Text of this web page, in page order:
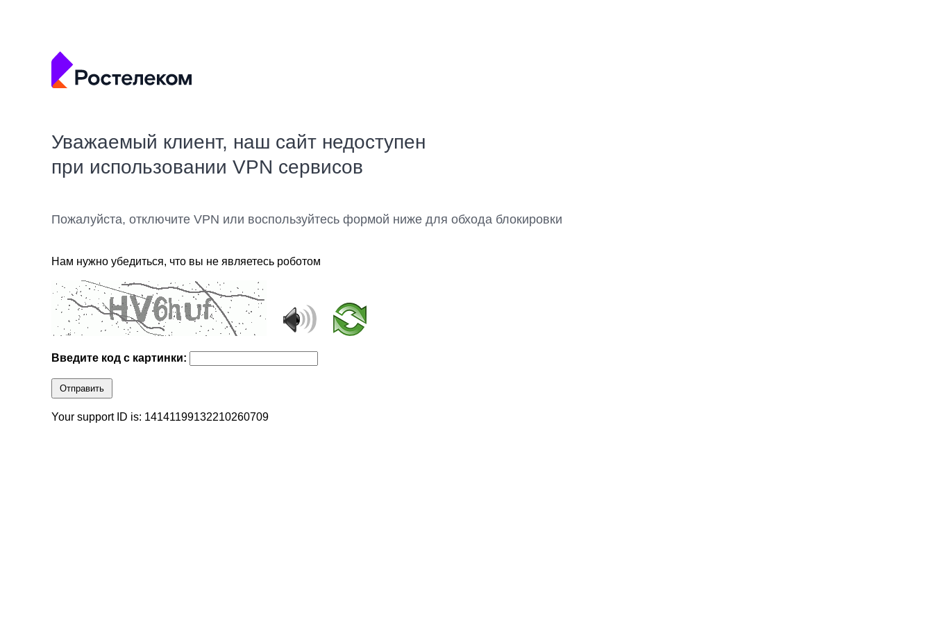
Уважаемый клиент, наш сайт недоступен
при использовании VPN сервисов
Пожалуйста, отключите VPN или воспользуйтесь формой ниже для обхода блокировки
Нам нужно убедиться, что вы не являетесь роботом
Введите код с картинки:
Отправить
Your support ID is: 14141199132210260709